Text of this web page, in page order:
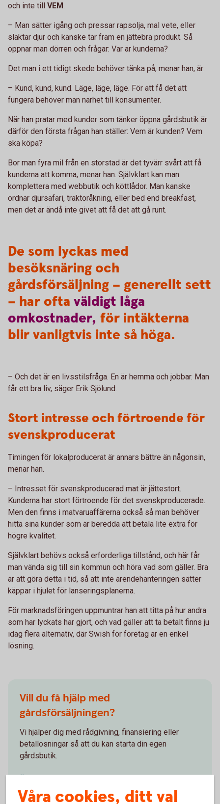
och inte till VEM.
– Man sätter igång och pressar rapsolja, mal vete, eller
slaktar djur och kanske tar fram en jättebra produkt. Så
öppnar man dörren och frågar: Var är kunderna?
Det man i ett tidigt skede behöver tänka på, menar han, är:
– Kund, kund, kund. Läge, läge, läge. För att få det att
fungera behöver man närhet till konsumenter.
När han pratar med kunder som tänker öppna gårdsbutik är
därför den första frågan han ställer: Vem är kunden? Vem
ska köpa?
Bor man fyra mil från en storstad är det tyvärr svårt att få
kunderna att komma, menar han. Självklart kan man
komplettera med webbutik och köttlådor. Man kanske
ordnar djursafari, traktoråkning, eller bed end breakfast,
men det är ändå inte givet att få det att gå runt.
De som lyckas med
besöksnäring och
gårdsförsäljning – generellt sett
– har ofta väldigt låga
omkostnader, för intäkterna
blir vanligtvis inte så höga.
– Och det är en livsstilsfråga. En är hemma och jobbar. Man
får ett bra liv, säger Erik Sjölund.
Stort intresse och förtroende för
svenskproducerat
Timingen för lokalproducerat är annars bättre än någonsin,
menar han.
– Intresset för svenskproducerad mat är jättestort.
Kunderna har stort förtroende för det svenskproducerade.
Men den finns i matvaruaffärerna också så man behöver
hitta sina kunder som är beredda att betala lite extra för
högre kvalitet.
Självklart behövs också erforderliga tillstånd, och här får
man vända sig till sin kommun och höra vad som gäller. Bra
är att göra detta i tid, så att inte ärendehanteringen sätter
käppar i hjulet för lanseringsplanerna.
För marknadsföringen uppmuntrar han att titta på hur andra
som har lyckats har gjort, och vad gäller att ta betalt finns ju
idag flera alternativ, där Swish för företag är en enkel
lösning.
Vill du få hjälp med
gårdsförsäljningen?
Vi hjälper dig med rådgivning, finansiering eller
betallösningar så att du kan starta din egen
gårdsbutik.
Våra cookies, ditt val